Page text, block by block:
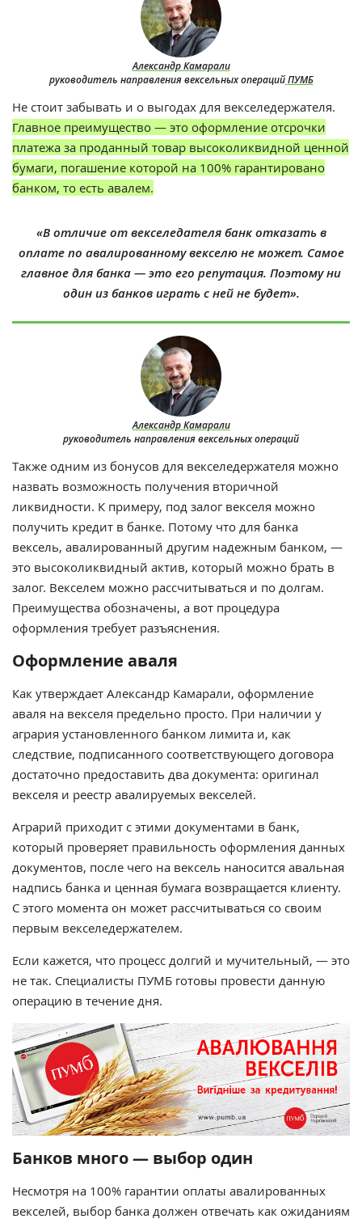
Александр Камарали
руководитель направления вексельных операций ПУМБ
Не стоит забывать и о выгодах для векселедержателя.
Главное преимущество — это оформление отсрочки
платежа за проданный товар высоколиквидной ценной
бумаги, погашение которой на 100% гарантировано
банком, то есть авалем.
Александр Камарали
руководитель направления вексельных операций
«В отличие от векселедателя банк отказать в
оплате по авалированному векселю не может. Самое
главное для банка — это его репутация. Поэтому ни
один из банков играть с ней не будет».
Также одним из бонусов для векселедержателя можно
назвать возможность получения вторичной
ликвидности. К примеру, под залог векселя можно
получить кредит в банке. Потому что для банка
вексель, авалированный другим надежным банком, —
это высоколиквидный актив, который можно брать в
залог. Векселем можно рассчитываться и по долгам.
Преимущества обозначены, а вот процедура
оформления требует разъяснения.
Оформление аваля
Как утверждает Александр Камарали, оформление
аваля на векселя предельно просто. При наличии у
агрария установленного банком лимита и, как
следствие, подписанного соответствующего договора
достаточно предоставить два документа: оригинал
векселя и реестр авалируемых векселей.
Аграрий приходит с этими документами в банк,
который проверяет правильность оформления данных
документов, после чего на вексель наносится авальная
надпись банка и ценная бумага возвращается клиенту.
С этого момента он может рассчитываться со своим
первым векселедержателем.
Если кажется, что процесс долгий и мучительный, — это
не так. Специалисты ПУМБ готовы провести данную
операцию в течение дня.
Банков много — выбор один
Несмотря на 100% гарантии оплаты авалированных
векселей, выбор банка должен отвечать как ожиданиям